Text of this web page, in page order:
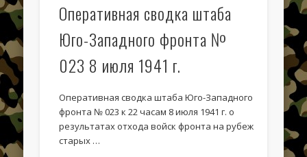
Hello world!
Батальонный район обороны № 21
Батальонный район обороны № 20
Батальонный район обороны № 18
Recent Comments
Оперативная сводка штаба
Юго-Западного фронта №
023 8 июля 1941 г.
Оперативная сводка штаба Юго-Западного
фронта № 023 к 22 часам 8 июля 1941 г. о
результатах отхода войск фронта на рубеж
старых …